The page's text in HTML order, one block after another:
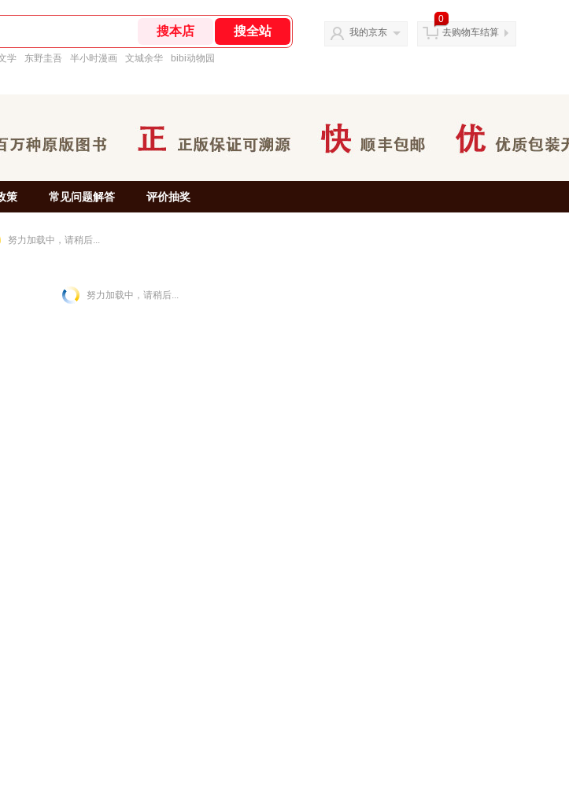
学 东野圭吾 半小时漫画 文城余华 bibi动物园
我的京东
0
去购物车结算
策 常见问题解答 评价抽奖
努力加载中，请稍后...
努力加载中，请稍后...